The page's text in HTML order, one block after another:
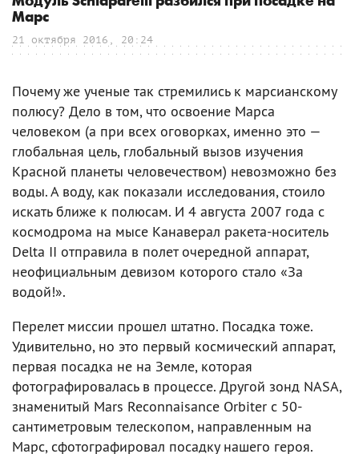
Марс
21 октября 2016, 20:24
Почему же ученые так стремились к марсианскому
полюсу? Дело в том, что освоение Марса
человеком (а при всех оговорках, именно это —
глобальная цель, глобальный вызов изучения
Красной планеты человечеством) невозможно без
воды. А воду, как показали исследования, стоило
искать ближе к полюсам. И 4 августа 2007 года с
космодрома на мысе Канаверал ракета-носитель
Delta II отправила в полет очередной аппарат,
неофициальным девизом которого стало «За
водой!».
Перелет миссии прошел штатно. Посадка тоже.
Удивительно, но это первый космический аппарат,
первая посадка не на Земле, которая
фотографировалась в процессе. Другой зонд NASA,
знаменитый Mars Reconnaisance Orbiter с 50-
сантиметровым телескопом, направленным на
Марс, сфотографировал посадку нашего героя.